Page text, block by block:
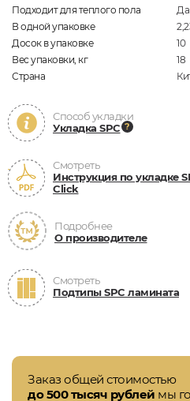
Подходит для теплого пола
Да
В одной упаковке
Досок в упаковке
10
Вес упаковки, кг
18
Страна
Способ укладки
Укладка SPC
Смотреть
Инструкция по укладке
Click
Подробнее
О производителе
Смотреть
Подтипы SPC ламината
Заказ общей стоимостью
до 500 тысяч рублей мы